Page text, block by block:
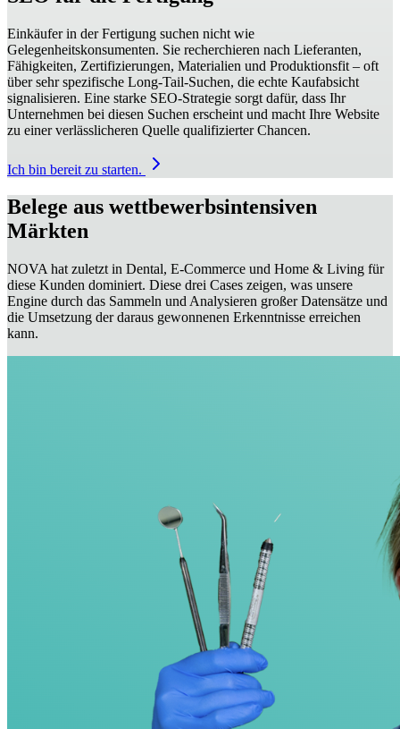
Einkäufer in der Fertigung suchen nicht wie
Gelegenheitskonsumenten. Sie recherchieren nach Lieferanten,
Fähigkeiten, Zertifizierungen, Materialien und Produktionsfit – oft
über sehr spezifische Long‑Tail-Suchen, die echte Kaufabsicht
signalisieren. Eine starke SEO‑Strategie sorgt dafür, dass Ihr
Unternehmen bei diesen Suchen erscheint und macht Ihre Website
zu einer verlässlicheren Quelle qualifizierter Chancen.
Ich bin bereit zu starten.
Belege aus wettbewerbsintensiven
Märkten
NOVA hat zuletzt in Dental, E-Commerce und Home & Living für
diese Kunden dominiert. Diese drei Cases zeigen, was unsere
Engine durch das Sammeln und Analysieren großer Datensätze und
die Umsetzung der daraus gewonnenen Erkenntnisse erreichen
kann.